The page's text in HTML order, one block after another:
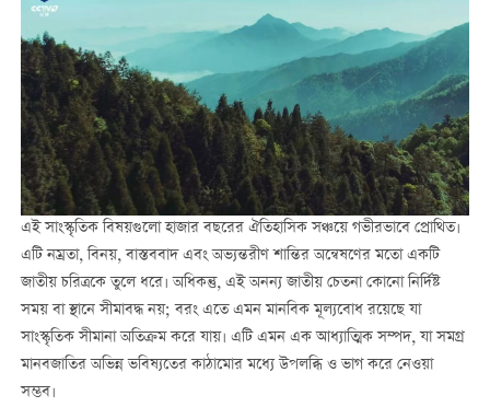
এই সাংস্কৃতিক বিষয়গুলো হাজার বছরের ঐতিহাসিক সঞ্চয়ে গভীরভাবে প্রোথিত।
এটি নম্রতা, বিনয়, বাস্তববাদ এবং অভ্যন্তরীণ শান্তির অন্বেষণের মতো একটি
জাতীয় চরিত্রকে তুলে ধরে। অধিকন্তু, এই অনন্য জাতীয় চেতনা কোনো নির্দিষ্ট
সময় বা স্থানে সীমাবদ্ধ নয়; বরং এতে এমন মানবিক মূল্যবোধ রয়েছে যা
সাংস্কৃতিক সীমানা অতিক্রম করে যায়। এটি এমন এক আধ্যাত্মিক সম্পদ, যা সমগ্র
মানবজাতির অভিন্ন ভবিষ্যতের কাঠামোর মধ্যে উপলব্ধি ও ভাগ করে নেওয়া
সম্ভব।